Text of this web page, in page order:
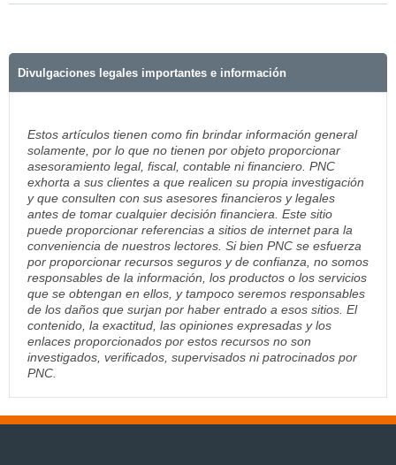
Divulgaciones legales importantes e información
Estos artículos tienen como fin brindar información general
solamente, por lo que no tienen por objeto proporcionar
asesoramiento legal, fiscal, contable ni financiero. PNC
exhorta a sus clientes a que realicen su propia investigación
y que consulten con sus asesores financieros y legales
antes de tomar cualquier decisión financiera. Este sitio
puede proporcionar referencias a sitios de internet para la
conveniencia de nuestros lectores. Si bien PNC se esfuerza
por proporcionar recursos seguros y de confianza, no somos
responsables de la información, los productos o los servicios
que se obtengan en ellos, y tampoco seremos responsables
de los daños que surjan por haber entrado a esos sitios. El
contenido, la exactitud, las opiniones expresadas y los
enlaces proporcionados por estos recursos no son
investigados, verificados, supervisados ni patrocinados por
PNC.